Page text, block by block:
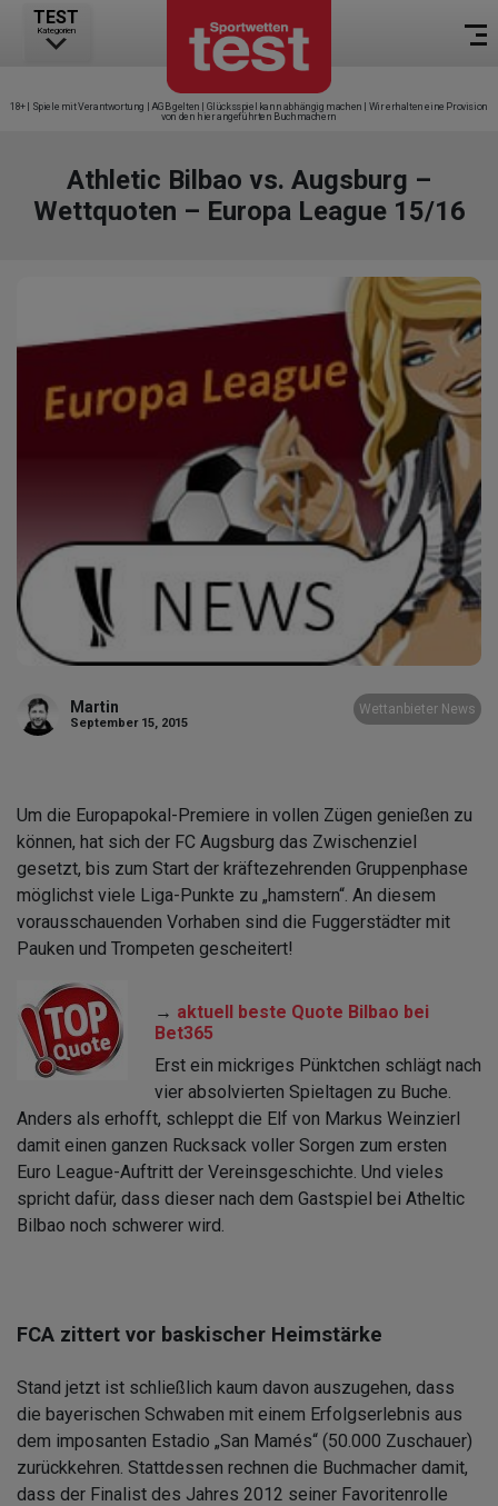
TEST
Kategorien
18+ | Spiele mit Verantwortung | AGB gelten | Glücksspiel kann abhängig machen | Wir erhalten eine Provision
von den hier angeführten Buchmachern
Athletic Bilbao vs. Augsburg –
Wettquoten – Europa League 15/16
Martin
September 15, 2015
Wettanbieter News
Um die Europapokal-Premiere in vollen Zügen genießen zu
können, hat sich der FC Augsburg das Zwischenziel
gesetzt, bis zum Start der kräftezehrenden Gruppenphase
möglichst viele Liga-Punkte zu „hamstern“. An diesem
vorausschauenden Vorhaben sind die Fuggerstädter mit
Pauken und Trompeten gescheitert!
→ aktuell beste Quote Bilbao bei
Bet365
Erst ein mickriges Pünktchen schlägt nach
vier absolvierten Spieltagen zu Buche.
Anders als erhofft, schleppt die Elf von Markus Weinzierl
damit einen ganzen Rucksack voller Sorgen zum ersten
Euro League-Auftritt der Vereinsgeschichte. Und vieles
spricht dafür, dass dieser nach dem Gastspiel bei Atheltic
Bilbao noch schwerer wird.
FCA zittert vor baskischer Heimstärke
Stand jetzt ist schließlich kaum davon auszugehen, dass
die bayerischen Schwaben mit einem Erfolgserlebnis aus
dem imposanten Estadio „San Mamés“ (50.000 Zuschauer)
zurückkehren. Stattdessen rechnen die Buchmacher damit,
dass der Finalist des Jahres 2012 seiner Favoritenrolle